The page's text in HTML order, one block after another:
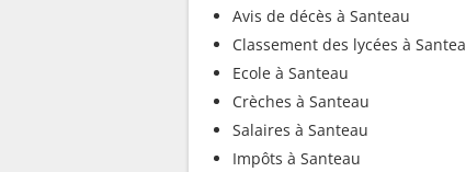
Avis de décès à Santeau
Classement des lycées à
Ecole à Santeau
Crèches à Santeau
Salaires à Santeau
Impôts à Santeau